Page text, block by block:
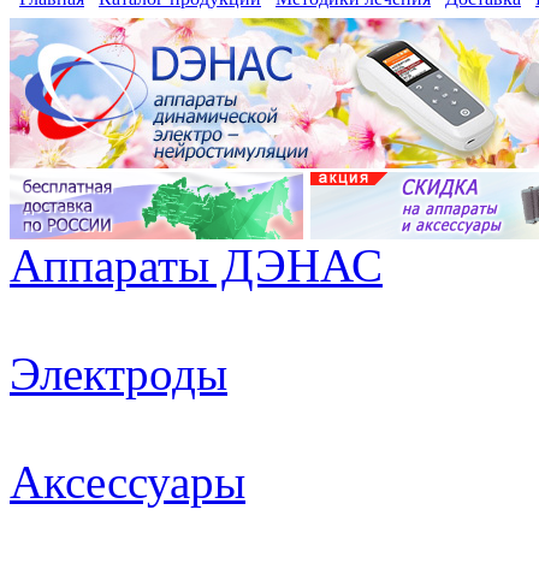
Аппараты ДЭНАС
Электроды
Аксессуары